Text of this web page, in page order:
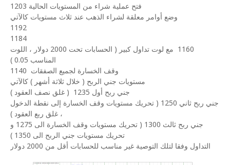
فتح عملية شراء من المستويات الحالية 1203
وضع أوامر معلقة لشراء الذهب عند ثلاث مستويات كالآتي
1192
1184
1160
مع لوت تداول كبير ( الحسابات تحت 2000 دولار ، اللوت
المناسب 0.05 )
وقف الخسارة لجميع الصفقات 1140
مستويات جني الربح ( خلال ثلاثة أشهر ) كالآتي
جني ربح أول 1235
( غلق نصف العقود )
جني ربح ثاني 1250 ( تحريك مستويات وقف الخسارة إلى نقطة الدخول
، غلق ربع العقود )
جني ربح ثالث 1300 ( تحريك مستويات وقف الخسارة الى 1275 و
تحريك مستويات جني الربح الى 1350 )
التداول وفقا لتلك التوصية غير مناسب للحسابات أقل من 2000 دولار